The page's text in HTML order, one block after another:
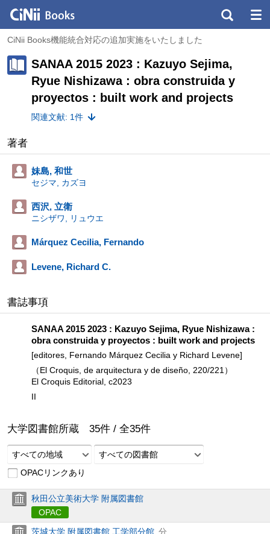
CiNii Books機能統合対応の追加実施をいたしました
SANAA 2015 2023 : Kazuyo Sejima,
Ryue Nishizawa : obra construida y
proyectos : built work and projects
関連文献: 1件
著者
妹島, 和世
セジマ, カズヨ
西沢, 立衛
ニシザワ, リュウエ
Márquez Cecilia, Fernando
Levene, Richard C.
書誌事項
SANAA 2015 2023 : Kazuyo Sejima, Ryue Nishizawa :
obra construida y proyectos : built work and projects
[editores, Fernando Márquez Cecilia y Richard Levene]
（El Croquis, de arquitectura y de diseño, 220/221）
El Croquis Editorial, c2023
II
大学図書館所蔵 35件 / 全35件
すべての地域
すべての図書館
OPACリンクあり
秋田公立美術大学 附属図書館
OPAC
茨城大学 附属図書館 工学部分館 分